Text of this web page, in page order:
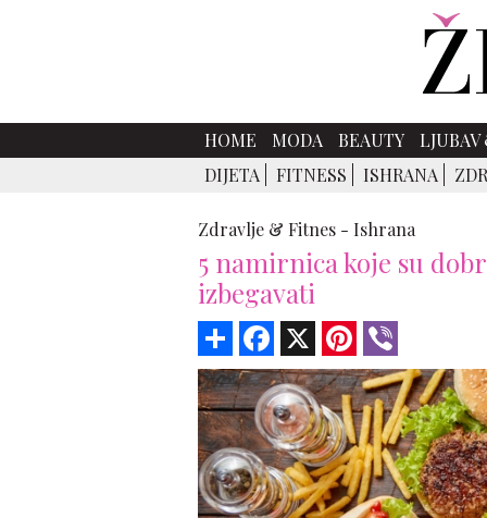
HOME MODA BEAUTY
DIJETA
FITNESS ISHRANA
Zdravlje & Fitnes - Ishrana
5 namirnica koje su
izbegavati
Share Facebook Pinterest